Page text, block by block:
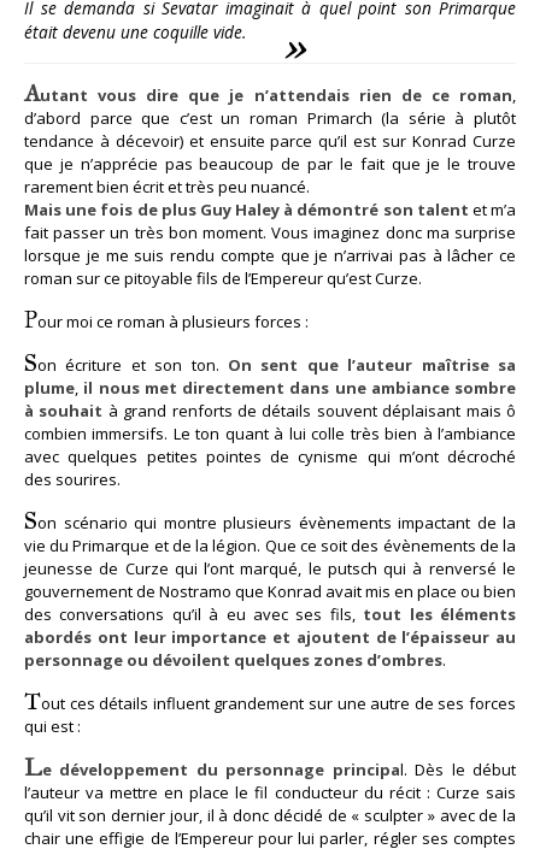
Il se demanda si Sevatar imaginait à quel point son Primarque
était devenu une coquille vide.
Autant vous dire que je n’attendais rien de ce roman,
d’abord parce que c’est un roman Primarch (la série à plutôt
tendance à décevoir) et ensuite parce qu’il est sur Konrad Curze
que je n’apprécie pas beaucoup de par le fait que je le trouve
rarement bien écrit et très peu nuancé.
Mais une fois de plus Guy Haley à démontré son talent et m’a
fait passer un très bon moment. Vous imaginez donc ma surprise
lorsque je me suis rendu compte que je n’arrivai pas à lâcher ce
roman sur ce pitoyable fils de l’Empereur qu’est Curze.
Pour moi ce roman à plusieurs forces :
Son écriture et son ton. On sent que l’auteur maîtrise sa
plume, il nous met directement dans une ambiance sombre
à souhait à grand renforts de détails souvent déplaisant mais ô
combien immersifs. Le ton quant à lui colle très bien à l’ambiance
avec quelques petites pointes de cynisme qui m’ont décroché
des sourires.
Son scénario qui montre plusieurs évènements impactant de la
vie du Primarque et de la légion. Que ce soit des évènements de la
jeunesse de Curze qui l’ont marqué, le putsch qui à renversé le
gouvernement de Nostramo que Konrad avait mis en place ou bien
des conversations qu’il à eu avec ses fils, tout les éléments
abordés ont leur importance et ajoutent de l’épaisseur au
personnage ou dévoilent quelques zones d’ombres.
Tout ces détails influent grandement sur une autre de ses forces
qui est :
Le développement du personnage principal. Dès le début
l’auteur va mettre en place le fil conducteur du récit : Curze sais
qu’il vit son dernier jour, il à donc décidé de « sculpter » avec de la
chair une effigie de l’Empereur pour lui parler, régler ses comptes